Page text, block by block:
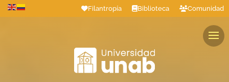
Filantropía Biblioteca Comunidad
Estudiantes Profesores Colaboradores Graduados